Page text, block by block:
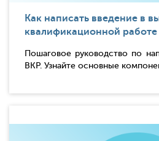
Как написать введение в
квалификационной работе
Пошаговое руководство по
ВКР. Узнайте основные